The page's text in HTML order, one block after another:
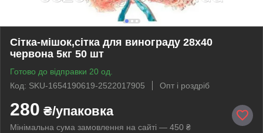
Сітка-мішок,сітка для винограду 28х40
червона 5кг 50 шт
Готово до відправки 20 од.
Код: SKU-1654190619-2522017905
Опт і роздріб
280 ₴/упаковка
Мінімальна сума замовлення на сайті — 450 ₴